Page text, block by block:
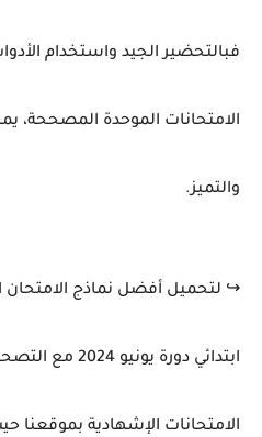
فبالتحضيرالجيد واستخدام
الامتحانات الموحدة المصححة،
والتميز.
↪ لتحميل أفضل نماذج الامتحان
ابتدائي دورة يونيو 2024 مع
الامتحانات الإشهادية بموقعنا